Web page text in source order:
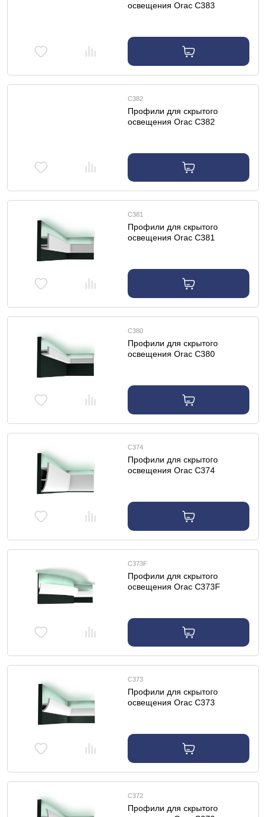
освещения Orac C383
C382
Профили для скрытого
освещения Orac C382
C381
Профили для скрытого
освещения Orac C381
C380
Профили для скрытого
освещения Orac C380
C374
Профили для скрытого
освещения Orac C374
C373F
Профили для скрытого
освещения Orac C373F
C373
Профили для скрытого
освещения Orac C373
C372
Профили для скрытого